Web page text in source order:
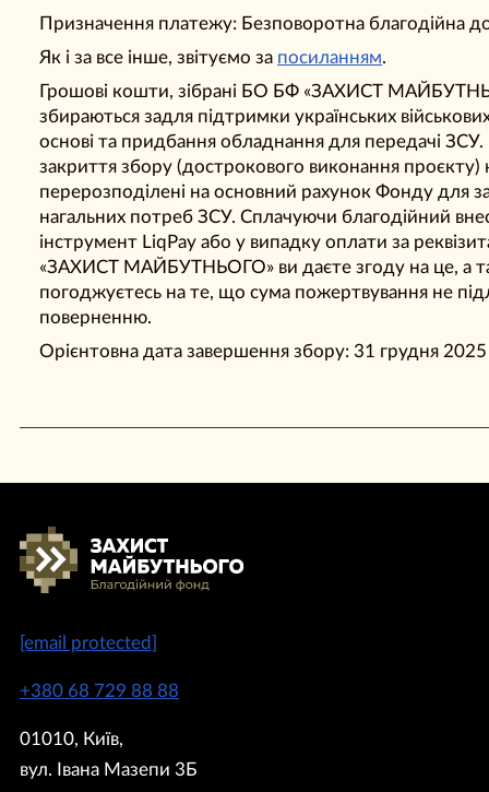
Призначення платежу: Безповоротна благодійна
Як і за все інше, звітуємо за посиланням.
Грошові кошти, зібрані БО БФ «ЗАХИСТ
збираються задля підтримки українських
основі та придбання обладнання для передачі ЗСУ.
закриття збору (дострокового виконання
перерозподілені на основний рахунок Фонду для
нагальних потреб ЗСУ. Сплачуючи благодійний
інструмент LiqPay або у випадку оплати за
«ЗАХИСТ МАЙБУТНЬОГО» ви даєте згоду на це, а
погоджуєтесь на те, що сума пожертвування не
поверненню.
Орієнтовна дата завершення збору: 31 грудня
[email protected]
+380 68 729 88 88
01010, Київ,
вул. Івана Мазепи 3Б